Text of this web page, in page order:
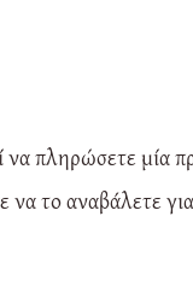
πληρώσετε μία
να το αναβάλετε